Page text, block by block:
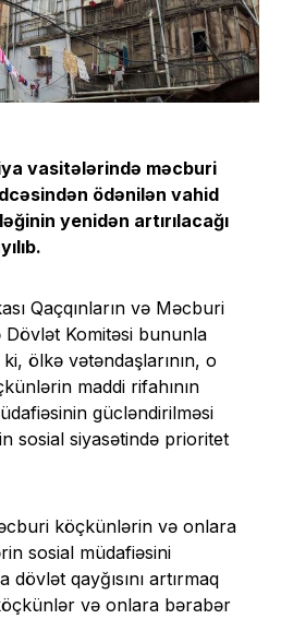
vasitələrində məcburi
ödənilən vahid
yenidən artırılacağı
Qaçqınların və Məcburi
Komitəsi bununla
ölkə vətəndaşlarının, o
maddi rifahının
gücləndirilməsi
sosial siyasətində prioritet
köçkünlərin və onlara
sosial müdafiəsini
qayğısını artırmaq
və onlara bərabər